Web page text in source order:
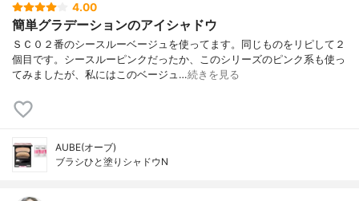
4.00
簡単グラデーションのアイシャドウ
ＳＣ０２番のシースルーベージュを使ってます。同じものをリピして２
個目です。シースルーピンクだったか、このシリーズのピンク系も使っ
てみましたが、私にはこのベージュ…続きを見る
AUBE(オーブ)
ブラシひと塗りシャドウN